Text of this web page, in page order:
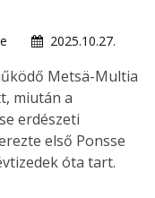
2025.10.27.
Metsä-Multia
miután a
erdészeti
első Ponsse
óta tart.